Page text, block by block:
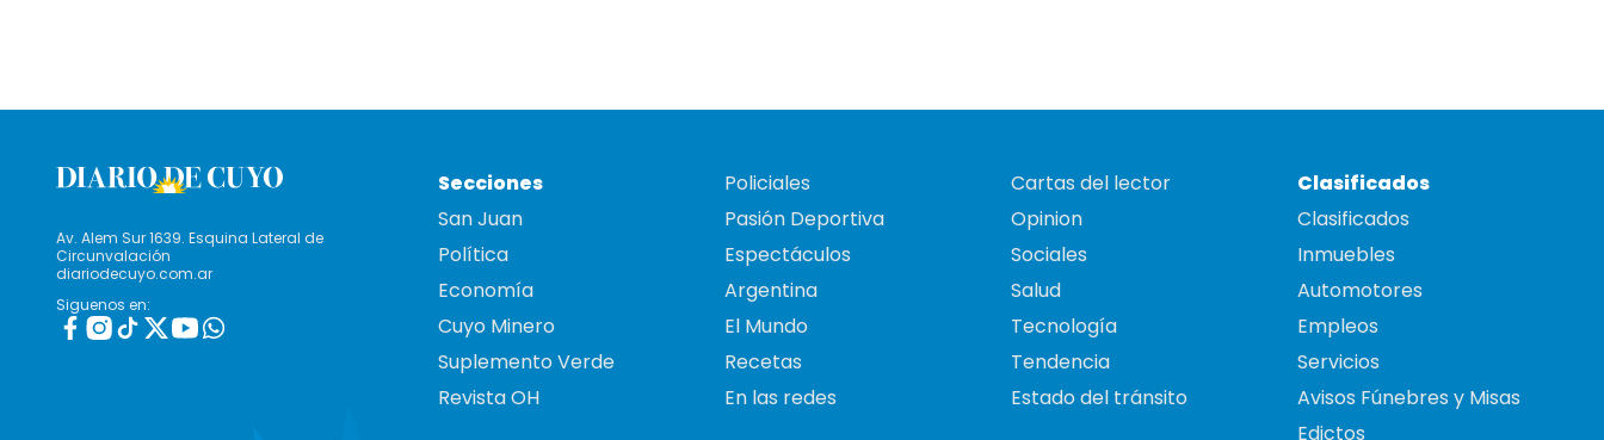
Av. Alem Sur 1639. Esquina Lateral de
Circunvalación
diariodecuyo.com.ar
Siguenos en:
Secciones
San Juan
Política
Economía
Cuyo Minero
Suplemento Verde
Revista OH
Policiales
Pasión Deportiva
Espectáculos
Argentina
El Mundo
Recetas
En las redes
Cartas del lector
Opinion
Sociales
Salud
Tecnología
Tendencia
Estado del tránsito
Clasificados
Clasificados
Inmuebles
Automotores
Empleos
Servicios
Avisos Fúnebres y Misas
Edictos